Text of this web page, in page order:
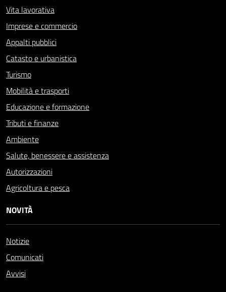
Vita lavorativa
Imprese e commercio
Appalti pubblici
Catasto e urbanistica
Turismo
Mobilità e trasporti
Educazione e formazione
Tributi e finanze
Ambiente
Salute, benessere e assistenza
Autorizzazioni
Agricoltura e pesca
NOVITÀ
Notizie
Comunicati
Avvisi